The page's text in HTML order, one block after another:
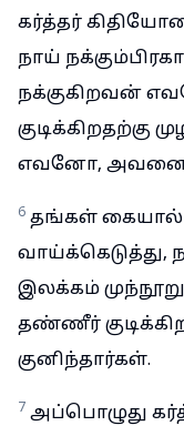
கர்த்தர்
நாய்
நக்குகிறவன்
குடிக்கிறதற்கு
எவனோ, அவனைத்
6 தங்கள்
இலக்கம்
தண்ணீர்
குனிந்தார்கள்.
7 அப்பொழுது